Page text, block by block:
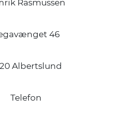
Rasmussen
46
Albertslund
Telefon